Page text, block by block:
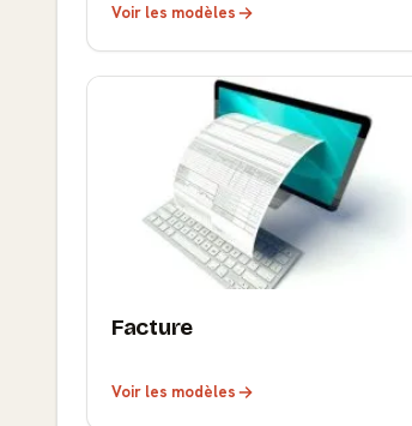
Voir les modèles
Facture
Voir les modèles